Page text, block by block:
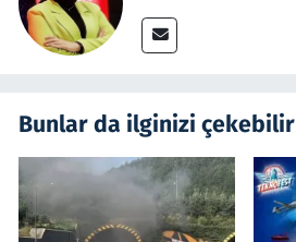
Bunlar da ilginizi çekebilir